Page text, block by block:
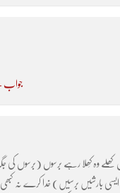
جواب -
وہ کِھلا رہے برسوں (برسوں کی جگہ
بارشیں برسیں) خدا کرے نہ کبھی